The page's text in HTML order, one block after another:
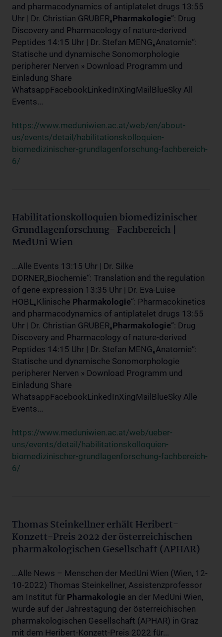
and pharmacodynamics of antiplatelet drugs 13:55
Uhr | Dr. Christian GRUBER„Pharmakologie“: Drug
Discovery and Pharmacology of nature-derived
Peptides 14:15 Uhr | Dr. Stefan MENG„Anatomie“:
Statische und dynamische Sonomorphologie
peripherer Nerven » Download Programm und
Einladung Share
WhatsappFacebookLinkedInXingMailBlueSky All
Events...
https://www.meduniwien.ac.at/web/en/about-
us/events/detail/habilitationskolloquien-
biomedizinischer-grundlagenforschung-fachbereich-
6/
Habilitationskolloquien biomedizinischer
Grundlagenforschung- Fachbereich |
MedUni Wien
...Alle Events 13:15 Uhr | Dr. Silke
DORNER„Biochemie“: Translation and the regulation
of gene expression 13:35 Uhr | Dr. Eva-Luise
HOBL„Klinische Pharmakologie“: Pharmacokinetics
and pharmacodynamics of antiplatelet drugs 13:55
Uhr | Dr. Christian GRUBER„Pharmakologie“: Drug
Discovery and Pharmacology of nature-derived
Peptides 14:15 Uhr | Dr. Stefan MENG„Anatomie“:
Statische und dynamische Sonomorphologie
peripherer Nerven » Download Programm und
Einladung Share
WhatsappFacebookLinkedInXingMailBlueSky Alle
Events...
https://www.meduniwien.ac.at/web/ueber-
uns/events/detail/habilitationskolloquien-
biomedizinischer-grundlagenforschung-fachbereich-
6/
Thomas Steinkellner erhält Heribert-
Konzett-Preis 2022 der österreichischen
pharmakologischen Gesellschaft (APHAR)
...Alle News – Menschen der MedUni Wien (Wien, 12-
10-2022) Thomas Steinkellner, Assistenzprofessor
am Institut für Pharmakologie an der MedUni Wien,
wurde auf der Jahrestagung der österreichischen
pharmakologischen Gesellschaft (APHAR) in Graz
mit dem Heribert-Konzett-Preis 2022 für...